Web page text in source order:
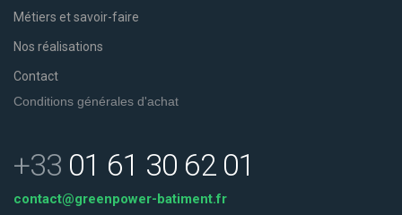
Métiers et savoir-faire
Nos réalisations
Contact
Conditions générales d'achat
+33 01 61 30 62 01
contact@greenpower-batiment.fr